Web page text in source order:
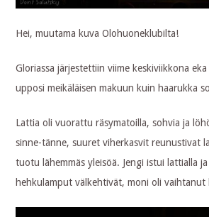
Hei, muutama kuva Olohuoneklubilta!
Gloriassa järjestettiin viime keskiviikkona
upposi meikäläisen makuun kuin haarukka
Lattia oli vuorattu räsymatoilla, sohvia ja
sinne-tänne, suuret viherkasvit reunustivat
tuotu lähemmäs yleisöä. Jengi istui lattialla
hehkulamput välkehtivät, moni oli vaihtanut